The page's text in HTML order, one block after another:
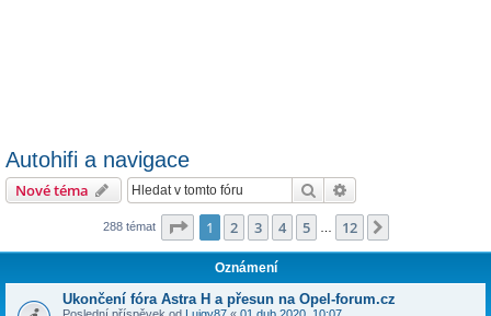
Autohifi a navigace
Nové téma Hledat
288 témat Stránka z 12
1 2 3 4 5 12
Oznámení
Ukončení fóra Astra H a přesun na Opel-forum.cz